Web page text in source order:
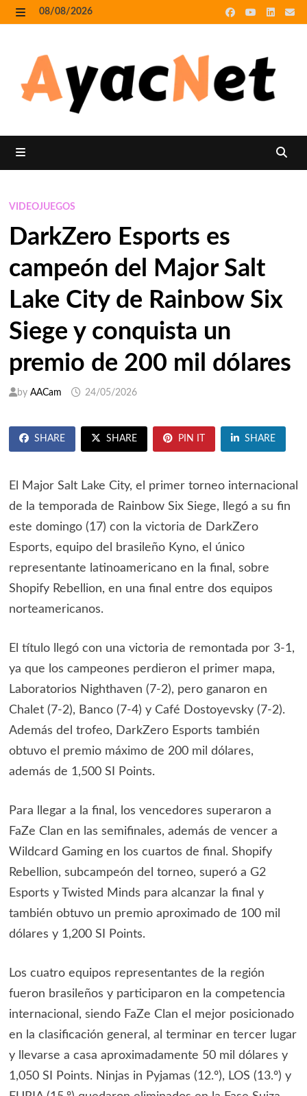
Skip
to
08/08/2026
VIDEOJUEGOS
DarkZero Esports es
campeón del Major Salt
Lake City de Rainbow Six
Siege y conquista un
premio de 200 mil dólares
by AACam 24/05/2026
SHARE SHARE PIN IT SHARE
El Major Salt Lake City, el primer torneo internacional
de la temporada de Rainbow Six Siege, llegó a su fin
este domingo (17) con la victoria de DarkZero
Esports, equipo del brasileño Kyno, el único
representante latinoamericano en la final, sobre
Shopify Rebellion, en una final entre dos equipos
norteamericanos.
El título llegó con una victoria de remontada por 3-1,
ya que los campeones perdieron el primer mapa,
Laboratorios Nighthaven (7-2), pero ganaron en
Chalet (7-2), Banco (7-4) y Café Dostoyevsky (7-2).
Además del trofeo, DarkZero Esports también
obtuvo el premio máximo de 200 mil dólares,
además de 1,500 SI Points.
Para llegar a la final, los vencedores superaron a
FaZe Clan en las semifinales, además de vencer a
Wildcard Gaming en los cuartos de final. Shopify
Rebellion, subcampeón del torneo, superó a G2
Esports y Twisted Minds para alcanzar la final y
también obtuvo un premio aproximado de 100 mil
dólares y 1,200 SI Points.
Los cuatro equipos representantes de la región
fueron brasileños y participaron en la competencia
internacional, siendo FaZe Clan el mejor posicionado
en la clasificación general, al terminar en tercer lugar
y llevarse a casa aproximadamente 50 mil dólares y
1,050 SI Points. Ninjas in Pyjamas (12.º), LOS (13.º) y